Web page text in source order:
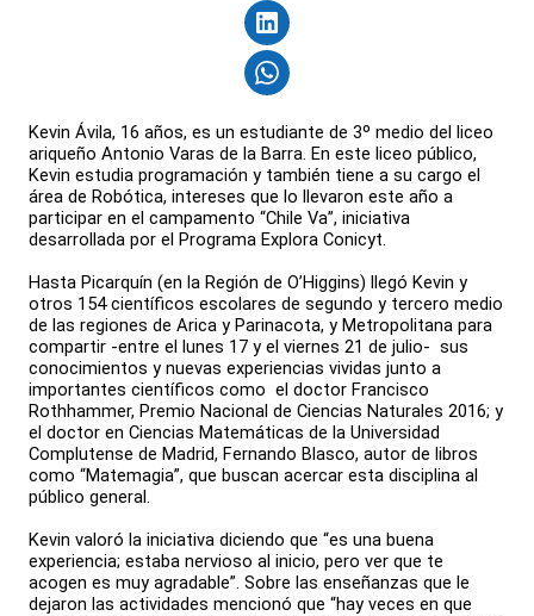
Kevin Ávila, 16 años, es un estudiante de 3º medio del liceo
ariqueño Antonio Varas de la Barra. En este liceo público,
Kevin estudia programación y también tiene a su cargo el
área de Robótica, intereses que lo llevaron este año a
participar en el campamento “Chile Va”, iniciativa
desarrollada por el Programa Explora Conicyt.
Hasta Picarquín (en la Región de O’Higgins) llegó Kevin y
otros 154 científicos escolares de segundo y tercero medio
de las regiones de Arica y Parinacota, y Metropolitana para
compartir -entre el lunes 17 y el viernes 21 de julio- sus
conocimientos y nuevas experiencias vividas junto a
importantes científicos como el doctor Francisco
Rothhammer, Premio Nacional de Ciencias Naturales 2016; y
el doctor en Ciencias Matemáticas de la Universidad
Complutense de Madrid, Fernando Blasco, autor de libros
como “Matemagia”, que buscan acercar esta disciplina al
público general.
Kevin valoró la iniciativa diciendo que “es una buena
experiencia; estaba nervioso al inicio, pero ver que te
acogen es muy agradable”. Sobre las enseñanzas que le
dejaron las actividades mencionó que “hay veces en que